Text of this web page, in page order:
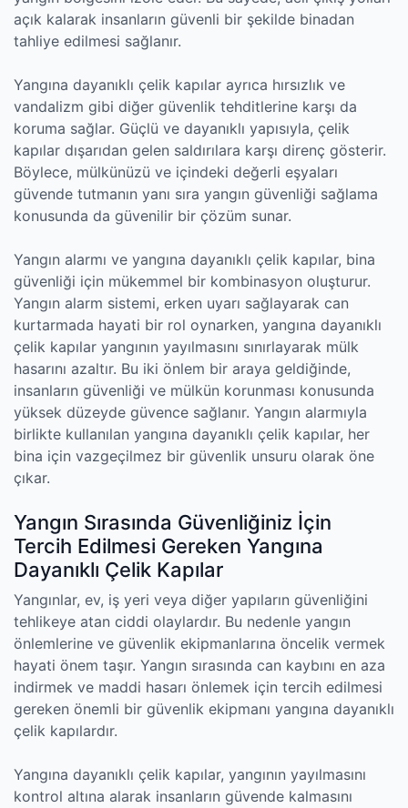
açık kalarak insanların güvenli bir şekilde binadan
tahliye edilmesi sağlanır.
Yangına dayanıklı çelik kapılar ayrıca hırsızlık ve
vandalizm gibi diğer güvenlik tehditlerine karşı da
koruma sağlar. Güçlü ve dayanıklı yapısıyla, çelik
kapılar dışarıdan gelen saldırılara karşı direnç gösterir.
Böylece, mülkünüzü ve içindeki değerli eşyaları
güvende tutmanın yanı sıra yangın güvenliği sağlama
konusunda da güvenilir bir çözüm sunar.
Yangın alarmı ve yangına dayanıklı çelik kapılar, bina
güvenliği için mükemmel bir kombinasyon oluşturur.
Yangın alarm sistemi, erken uyarı sağlayarak can
kurtarmada hayati bir rol oynarken, yangına dayanıklı
çelik kapılar yangının yayılmasını sınırlayarak mülk
hasarını azaltır. Bu iki önlem bir araya geldiğinde,
insanların güvenliği ve mülkün korunması konusunda
yüksek düzeyde güvence sağlanır. Yangın alarmıyla
birlikte kullanılan yangına dayanıklı çelik kapılar, her
bina için vazgeçilmez bir güvenlik unsuru olarak öne
çıkar.
Yangın Sırasında Güvenliğiniz İçin
Tercih Edilmesi Gereken Yangına
Dayanıklı Çelik Kapılar
Yangınlar, ev, iş yeri veya diğer yapıların güvenliğini
tehlikeye atan ciddi olaylardır. Bu nedenle yangın
önlemlerine ve güvenlik ekipmanlarına öncelik vermek
hayati önem taşır. Yangın sırasında can kaybını en aza
indirmek ve maddi hasarı önlemek için tercih edilmesi
gereken önemli bir güvenlik ekipmanı yangına dayanıklı
çelik kapılardır.
Yangına dayanıklı çelik kapılar, yangının yayılmasını
kontrol altına alarak insanların güvende kalmasını